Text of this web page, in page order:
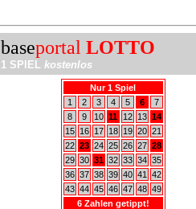
baseportal LOTTO
1 SPIEL kostenlos
Nur 1 Spiel
1
2 3 4 5 6
7
8
9 10 11 12 13 14
15
16 17 18 19 20 21
22 23 24 25 26 27 28
29 30 31 32 33 34 35
36 37 38 39 40 41
42
43 44 45 46 47 48 49
6 Zahlen getippt!